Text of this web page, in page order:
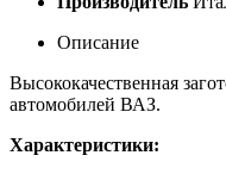
Описание
Высококачественная
автомобилей ВАЗ.
Характеристики: